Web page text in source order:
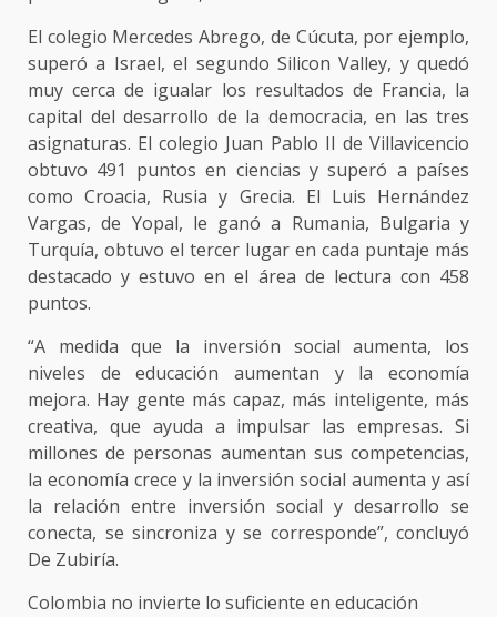
El colegio Mercedes Abrego, de Cúcuta, por ejemplo,
superó a Israel, el segundo Silicon Valley, y quedó
muy cerca de igualar los resultados de Francia, la
capital del desarrollo de la democracia, en las tres
asignaturas. El colegio Juan Pablo II de Villavicencio
obtuvo 491 puntos en ciencias y superó a países
como Croacia, Rusia y Grecia. El Luis Hernández
Vargas, de Yopal, le ganó a Rumania, Bulgaria y
Turquía, obtuvo el tercer lugar en cada puntaje más
destacado y estuvo en el área de lectura con 458
puntos.
“A medida que la inversión social aumenta, los
niveles de educación aumentan y la economía
mejora. Hay gente más capaz, más inteligente, más
creativa, que ayuda a impulsar las empresas. Si
millones de personas aumentan sus competencias,
la economía crece y la inversión social aumenta y así
la relación entre inversión social y desarrollo se
conecta, se sincroniza y se corresponde”, concluyó
De Zubiría.
Colombia no invierte lo suficiente en educación